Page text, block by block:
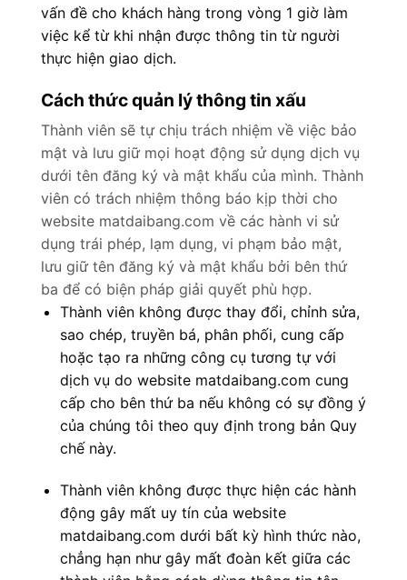
vấn đề cho khách hàng trong vòng 1 giờ làm
việc kể từ khi nhận được thông tin từ người
thực hiện giao dịch.
Cách thức quản lý thông tin xấu
Thành viên sẽ tự chịu trách nhiệm về việc bảo
mật và lưu giữ mọi hoạt động sử dụng dịch vụ
dưới tên đăng ký và mật khẩu của mình. Thành
viên có trách nhiệm thông báo kịp thời cho
website matdaibang.com về các hành vi sử
dụng trái phép, lạm dụng, vi phạm bảo mật,
lưu giữ tên đăng ký và mật khẩu bởi bên thứ
ba để có biện pháp giải quyết phù hợp.
Thành viên không được thay đổi, chỉnh sửa,
sao chép, truyền bá, phân phối, cung cấp
hoặc tạo ra những công cụ tương tự với
dịch vụ do website matdaibang.com cung
cấp cho bên thứ ba nếu không có sự đồng ý
của chúng tôi theo quy định trong bản Quy
chế này.
Thành viên không được thực hiện các hành
động gây mất uy tín của website
matdaibang.com dưới bất kỳ hình thức nào,
chẳng hạn như gây mất đoàn kết giữa các